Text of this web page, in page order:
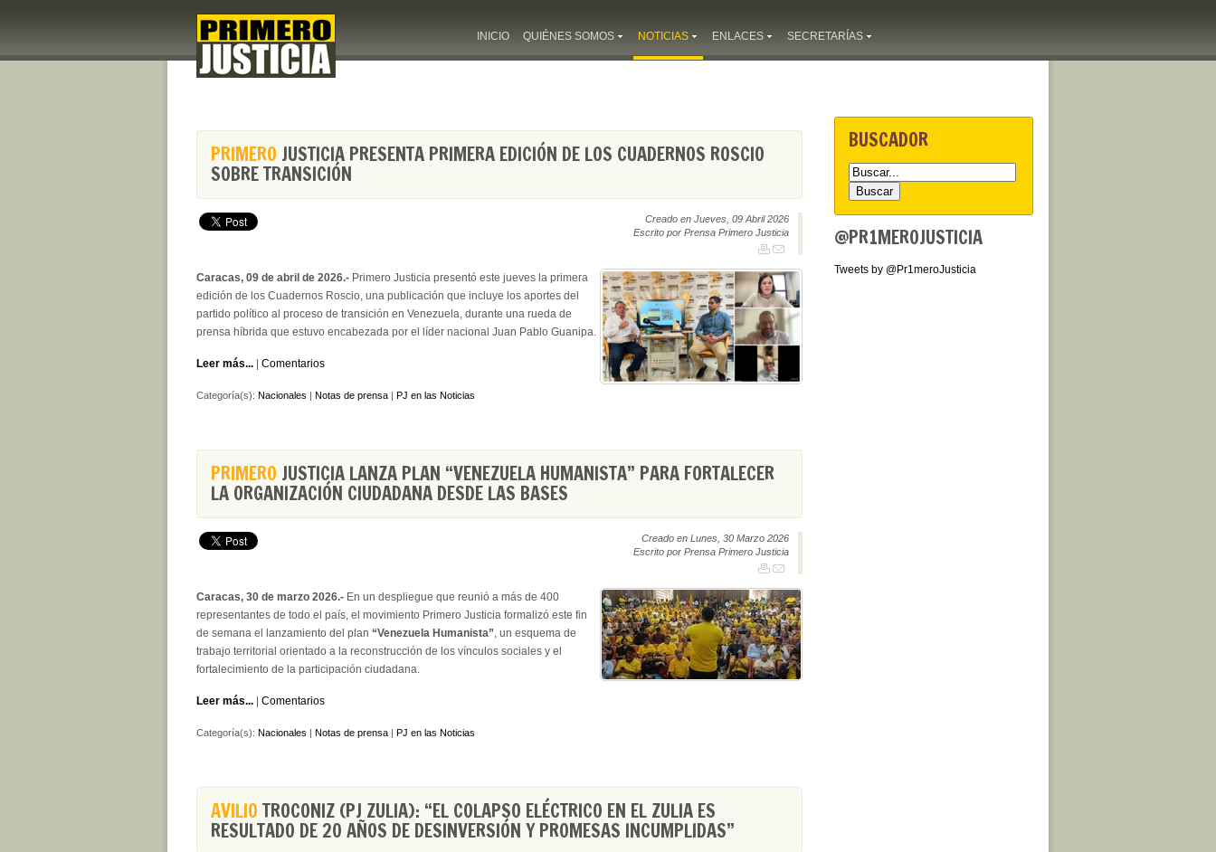
INICIO QUIÉNES SOMOS NOTICIAS ENLACES SECRETARÍAS
PRIMERO JUSTICIA PRESENTA PRIMERA EDICIÓN DE LOS CUADERNOS ROSCIO
SOBRE TRANSICIÓN
Creado en Jueves, 09 Abril 2026
Escrito por Prensa Primero Justicia
Caracas, 09 de abril de 2026.- Primero Justicia presentó este jueves la primera
edición de los Cuadernos Roscio, una publicación que incluye los aportes del
partido político al proceso de transición en Venezuela, durante una rueda de
prensa híbrida que estuvo encabezada por el líder nacional Juan Pablo Guanipa.
Leer más... Comentarios
Categoría(s): Nacionales | Notas de prensa | PJ en las Noticias
PRIMERO JUSTICIA LANZA PLAN “VENEZUELA HUMANISTA” PARA FORTALECER
LA ORGANIZACIÓN CIUDADANA DESDE LAS BASES
Creado en Lunes, 30 Marzo 2026
Escrito por Prensa Primero Justicia
Caracas, 30 de marzo 2026.- En un despliegue que reunió a más de 400
representantes de todo el país, el movimiento Primero Justicia formalizó este fin
de semana el lanzamiento del plan “Venezuela Humanista”, un esquema de
trabajo territorial orientado a la reconstrucción de los vínculos sociales y el
fortalecimiento de la participación ciudadana.
Leer más... Comentarios
Categoría(s): Nacionales | Notas de prensa | PJ en las Noticias
AVILIO TROCONIZ (PJ ZULIA): “EL COLAPSO ELÉCTRICO EN EL ZULIA ES
RESULTADO DE 20 AÑOS DE DESINVERSIÓN Y PROMESAS INCUMPLIDAS”
BUSCADOR
@PR1MEROJUSTICIA
Tweets by @Pr1meroJusticia